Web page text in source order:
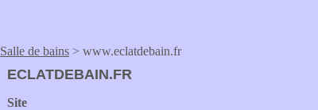
Salle de bains > www.eclatdebain.fr
ECLATDEBAIN.FR
Site